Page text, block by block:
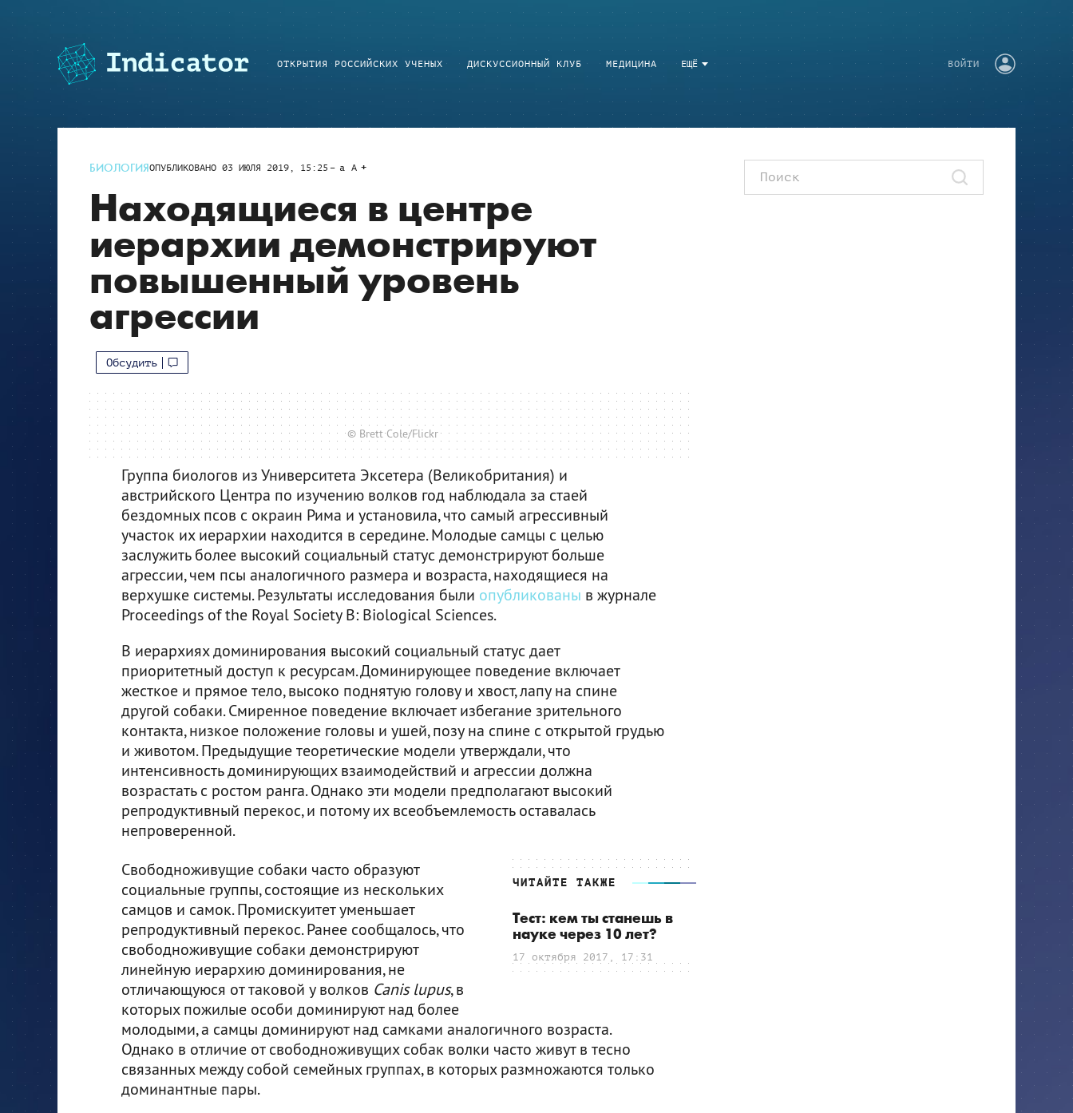
ЕЩЁ
ОТКРЫТИЯ РОССИЙСКИХ УЧЕНЫХ ДИСКУССИОННЫЙ КЛУБ МЕДИЦИНА ВОЙТИ
БИОЛОГИЯОПУБЛИКОВАНО 03 ИЮЛЯ 2019, 15:25 a A
Находящиеся в центре
иерархии демонстрируют
повышенный уровень
агрессии
Обсудить
© Brett Cole/Flickr
Группа биологов из Университета Эксетера (Великобритания) и
австрийского Центра по изучению волков год наблюдала за стаей
бездомных псов с окраин Рима и установила, что самый агрессивный
участок их иерархии находится в середине. Молодые самцы с целью
заслужить более высокий социальный статус демонстрируют больше
агрессии, чем псы аналогичного размера и возраста, находящиеся на
верхушке системы. Результаты исследования были опубликованы в журнале
Proceedings of the Royal Society B: Biological Sciences.
В иерархиях доминирования высокий социальный статус дает
приоритетный доступ к ресурсам. Доминирующее поведение включает
жесткое и прямое тело, высоко поднятую голову и хвост, лапу на спине
другой собаки. Смиренное поведение включает избегание зрительного
контакта, низкое положение головы и ушей, позу на спине с открытой грудью
и животом. Предыдущие теоретические модели утверждали, что
интенсивность доминирующих взаимодействий и агрессии должна
возрастать с ростом ранга. Однако эти модели предполагают высокий
репродуктивный перекос, и потому их всеобъемлемость оставалась
непроверенной.
ЧИТАЙТЕ ТАКЖЕ
Тест: кем ты станешь в
науке через 10 лет?
17 октября 2017, 17:31
Свободноживущие собаки часто образуют
социальные группы, состоящие из нескольких
самцов и самок. Промискуитет уменьшает
репродуктивный перекос. Ранее сообщалось, что
свободноживущие собаки демонстрируют
линейную иерархию доминирования, не
отличающуюся от таковой у волков Canis lupus, в
которых пожилые особи доминируют над более
молодыми, а самцы доминируют над самками аналогичного возраста.
Однако в отличие от свободноживущих собак волки часто живут в тесно
связанных между собой семейных группах, в которых размножаются только
доминантные пары.